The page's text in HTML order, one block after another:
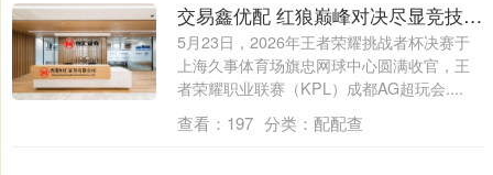
交易鑫优配 红狼巅峰对决尽显竞技传奇，电竞与文商旅体展深度融合破圈发展
5月23日，2026年王者荣耀挑战者杯决赛于
上海久事体育场旗忠网球中心圆满收官，王
者荣耀职业联赛（KPL）成都AG超玩会....
查看： 197 分类： 配配查